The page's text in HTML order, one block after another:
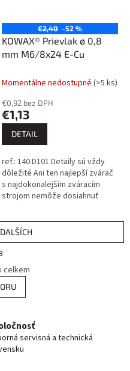
€2,40 –52 %
KOWAX® Prievlak ø 0,8
mm M6/8x24 E-Cu
Momentálne nedostupné (>5 ks)
€0,92 bez DPH
€1,13
DETAIL
ref.: 140.D101 Detaily sú vždy
dôležité Ani ten najlepší zvárač
s najdokonalejším zváracím
strojom nemôže dosiahnuť
spolieha na nekvalitné
spotrebné...
servisná a technická